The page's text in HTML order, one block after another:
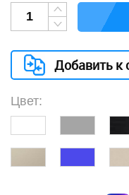
Добавить к
Цвет: